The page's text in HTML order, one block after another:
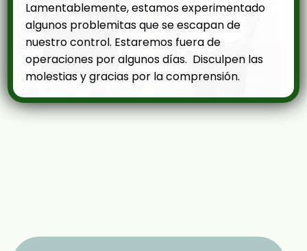
Lamentablemente, estamos experimentado
algunos problemitas que se escapan de
nuestro control. Estaremos fuera de
operaciones por algunos días. Disculpen las
molestias y gracias por la comprensión.